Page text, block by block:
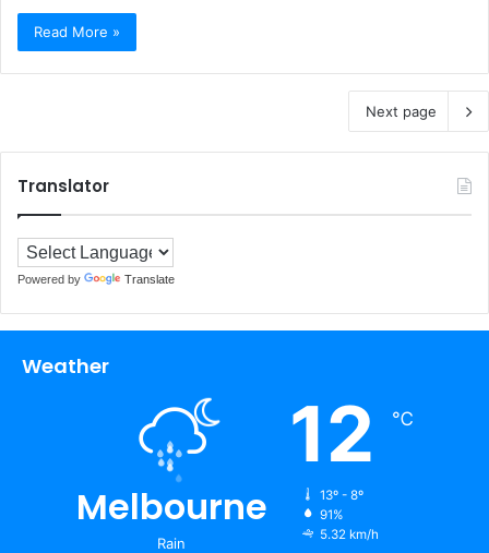
Read More »
Next page
Translator
Powered by Translate
Weather
Melbourne
Rain
12 ℃
13º - 8º
91%
5.32 km/h